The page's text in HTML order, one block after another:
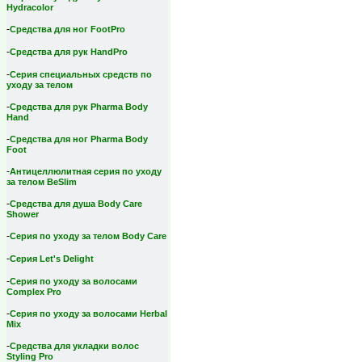
Hydracolor
-Средства для ног FootPro
-Средства для рук HandPro
-Серия специальных средств по
уходу за телом
-Средства для рук Pharma Body
Hand
-Средства для ног Pharma Body
Foot
-Антицеллюлитная серия по уходу
за телом BeSlim
-Средства для душа Body Care
Shower
-Серия по уходу за телом Body Care
-Серия Let's Delight
-Серия по уходу за волосами
Complex Pro
-Серия по уходу за волосами Herbal
Mix
-Средства для укладки волос
Styling Pro